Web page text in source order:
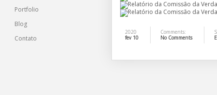
Portfolio
Blog
Contato
2020
fev 10
Comments:
No Comments